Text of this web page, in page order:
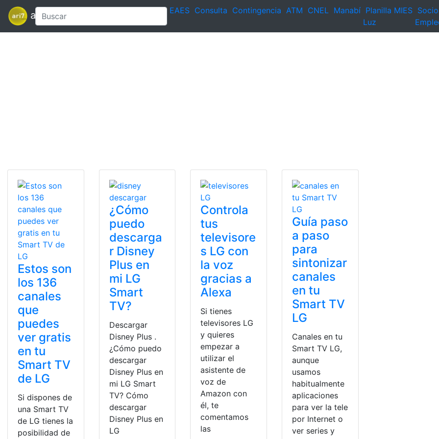
ari7 EAES Consulta Contingencia ATM CNEL Manabí Planilla
Luz
MIES Socio
Estos son
los 136
canales
que
puedes
ver gratis
en tu
Smart TV
de LG
Si dispones de
una Smart TV
de LG tienes la
posibilidad de
¿Cómo
puedo
descarga
r Disney
Plus en
mi LG
Smart
TV?
Descargar
Disney Plus .
¿Cómo puedo
descargar
Disney Plus en
mi LG Smart
TV? Cómo
descargar
Disney Plus en
LG
Controla
tus
televisore
s LG con
la voz
gracias a
Alexa
Si tienes
televisores LG
y quieres
empezar a
utilizar el
asistente de
voz de
Amazon con
él, te
comentamos
las
Guía paso
a paso
para
sintonizar
canales
en tu
Smart TV
LG
Canales en tu
Smart TV LG,
aunque
usamos
habitualmente
aplicaciones
para ver la tele
por Internet o
ver series y